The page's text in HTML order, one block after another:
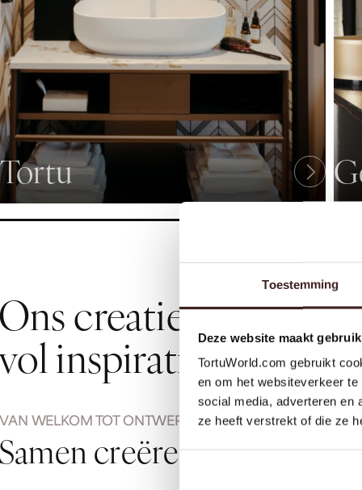
Toestemming
Deze website maakt
TortuWorld.com gebruikt
en om het websiteverkeer
social media, adverteren en
ze heeft verstrekt of die ze
Tortu
creatieve
inspiratie de
VAN WELKOM TOT ONTWERP
amen creëre